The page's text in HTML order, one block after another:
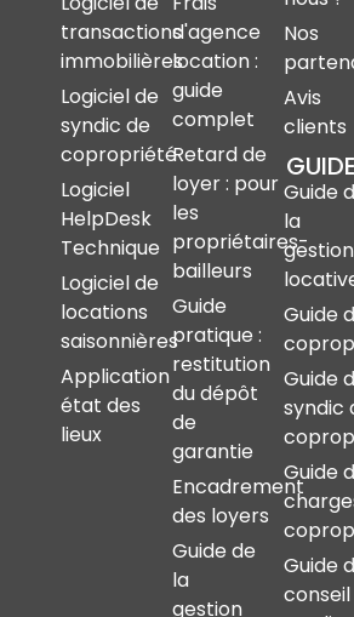
transactions
immobilières
Logiciel de
syndic de
copropriété
Logiciel
HelpDesk
Technique
Logiciel de
locations
saisonnières
Application
état des
lieux
d'agence
location :
guide
complet
Retard de
loyer : pour
les
propriétaires-
bailleurs
Guide
pratique :
restitution
du dépôt
de
garantie
Encadrement
des loyers
Guide de
la
gestion
Nos
Avis
clients
Guide
la
gestion
Guide
Guide
syndic
Guide
Guide
conseil